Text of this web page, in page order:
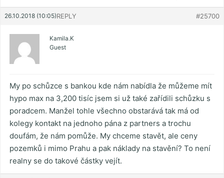
26.10.2018 (10:05) #25700
REPLY
Kamila.K
Guest
My po schůzce s bankou kde nám nabídla že můžeme mít
hypo max na 3,200 tisíc jsem si už také zařídili schůzku s
poradcem. Manžel tohle všechno obstarává tak má od
kolegy kontakt na jednoho pána z partners a trochu
doufám, že nám pomůže. My chceme stavět, ale ceny
pozemků i mimo Prahu a pak náklady na stavění? To není
realny se do takové částky vejít.